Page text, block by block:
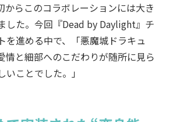
からこのコラボレーションには大き
した。今回『Dead by Daylight』チ
を進める中で、「悪魔城ドラキュ
情と細部へのこだわりが随所に見ら
ことでした。」